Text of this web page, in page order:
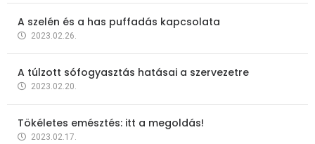
A szelén és a has puffadás kapcsolata
2023.02.26.
A túlzott sófogyasztás hatásai a szervezetre
2023.02.20.
Tökéletes emésztés: itt a megoldás!
2023.02.17.